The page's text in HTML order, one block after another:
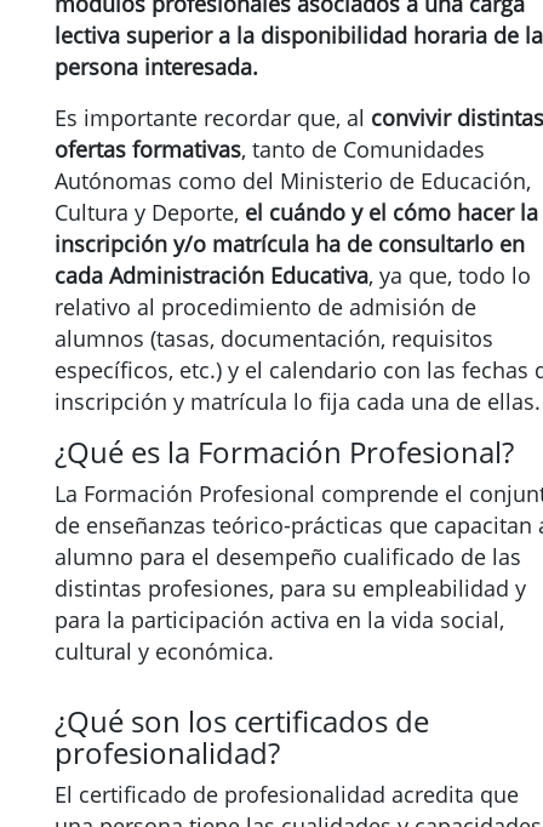
lectiva superior a la disponibilidad horaria de la
persona interesada.
Es importante recordar que, al convivir distintas
ofertas formativas, tanto de Comunidades
Autónomas como del Ministerio de Educación,
Cultura y Deporte, el cuándo y el cómo hacer la
inscripción y/o matrícula ha de consultarlo en
cada Administración Educativa, ya que, todo lo
relativo al procedimiento de admisión de
alumnos (tasas, documentación, requisitos
específicos, etc.) y el calendario con las fechas
inscripción y matrícula lo fija cada una de ellas.
¿Qué es la Formación Profesional?
La Formación Profesional comprende el
de enseñanzas teórico-prácticas que capacitan
alumno para el desempeño cualificado de las
distintas profesiones, para su empleabilidad y
para la participación activa en la vida social,
cultural y económica.
¿Qué son los certificados de
profesionalidad?
El certificado de profesionalidad acredita que